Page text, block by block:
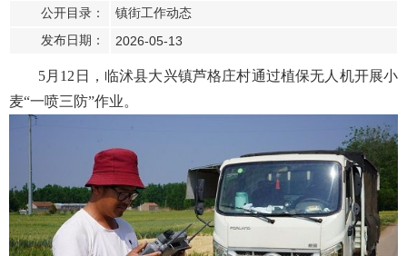
公开目录：
镇街工作动态
发布日期：
2026-05-13
5月12日，临沭县大兴镇芦格庄村通过植保无人机开展小
麦“一喷三防”作业。